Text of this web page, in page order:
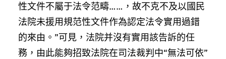
性文件不屬于法令范疇……，故不克不及以國民
法院未援用規范性文件作為認定法令實用過錯
的來由。”可見，法院并沒有實用該告訴的任
務，由此能夠招致法院在司法裁判中“無法可依”